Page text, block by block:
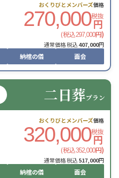
おくりびとメンバーズ価格
270,000税抜
円
(税込297,000円)
通常価格 税込407,000円
納棺の儀 面会
二日葬プラン
おくりびとメンバーズ価格
320,000税抜
円
(税込352,000円)
通常価格 税込517,000円
納棺の儀 面会